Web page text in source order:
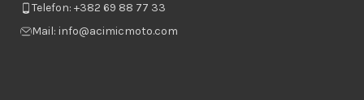
Telefon: +382 69 88 77 33
Mail: info@acimicmoto.com